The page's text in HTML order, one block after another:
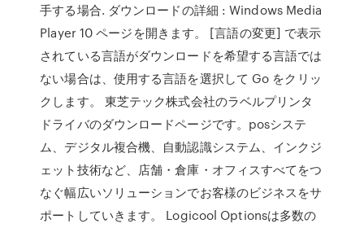
手する場合. ダウンロードの詳細 : Windows Media
Player 10 ページを開きます。 [言語の変更] で表示
されている言語がダウンロードを希望する言語では
ない場合は、使用する言語を選択して Go をクリッ
クします。 東芝テック株式会社のラベルプリンタ
ドライバのダウンロードページです。posシステ
ム、デジタル複合機、自動認識システム、インクジ
ェット技術など、店舗・倉庫・オフィスすべてをつ
なぐ幅広いソリューションでお客様のビジネスをサ
ポートしていきます。 Logicool Optionsは多数の